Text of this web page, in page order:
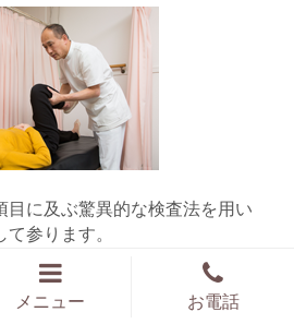
目に及ぶ驚異的な検査法を用い
参ります。
盤・背骨・関節や筋肉だけでな
います。内臓がゆがむことで、
る場合があります。
メニュー お電話